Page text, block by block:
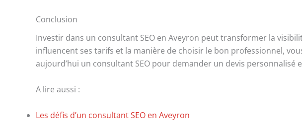
Conclusion
Investir dans un consultant SEO en Aveyron peut transformer la
influencent ses tarifs et la manière de choisir le bon professionnel,
aujourd’hui un consultant SEO pour demander un devis
A lire aussi :
Les défis d’un consultant SEO en Aveyron